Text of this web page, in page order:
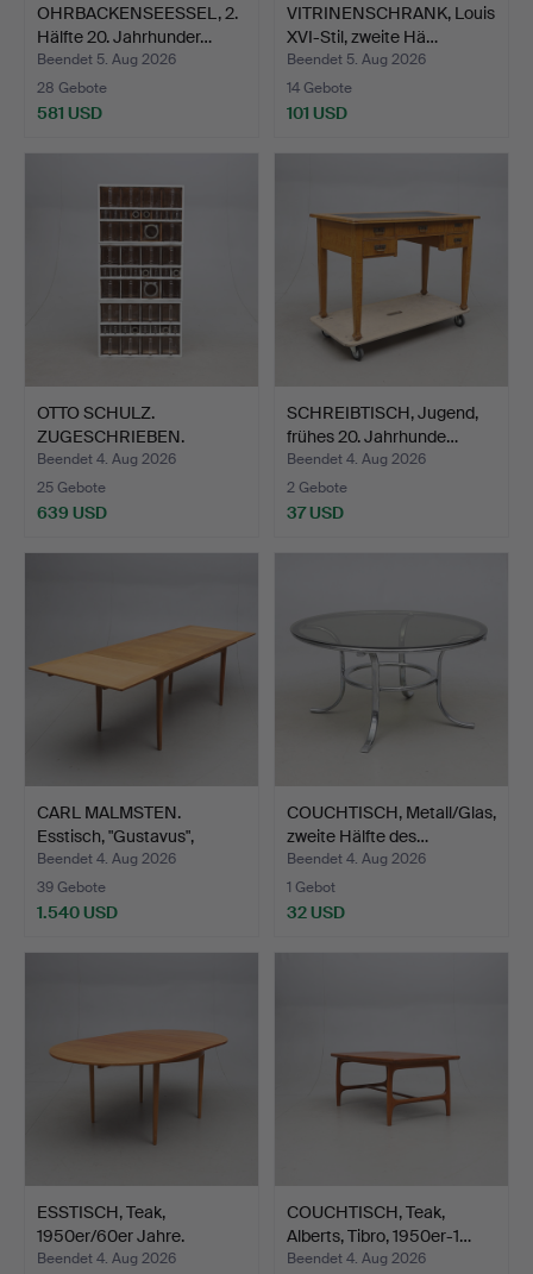
OHRBACKENSEESSEL, 2.
Hälfte 20. Jahrhunder…
Beendet 5. Aug 2026
28 Gebote
581 USD
VITRINENSCHRANK, Louis
XVI-Stil, zweite Hä…
Beendet 5. Aug 2026
14 Gebote
101 USD
OTTO SCHULZ.
ZUGESCHRIEBEN.
Gewürzregal/Vo…
Beendet 4. Aug 2026
25 Gebote
639 USD
SCHREIBTISCH, Jugend,
frühes 20. Jahrhunde…
Beendet 4. Aug 2026
2 Gebote
37 USD
CARL MALMSTEN.
Esstisch, "Gustavus",
Eiche…
Beendet 4. Aug 2026
39 Gebote
1.540 USD
COUCHTISCH, Metall/Glas,
zweite Hälfte des…
Beendet 4. Aug 2026
1 Gebot
32 USD
ESSTISCH, Teak,
1950er/60er Jahre.
Beendet 4. Aug 2026
COUCHTISCH, Teak,
Alberts, Tibro, 1950er-1…
Beendet 4. Aug 2026